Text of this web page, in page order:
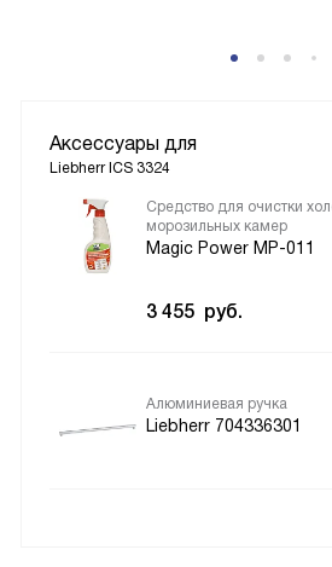
Аксессуары для
Liebherr ICS 3324
Средство для очистки
морозильных камер
Magic Power MP-011
3 455 руб.
Алюминиевая ручка
Liebherr 704336301